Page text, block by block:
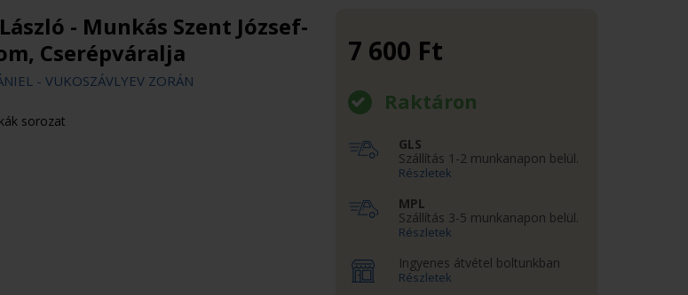
- Munkás Szent József-
Cserépváralja
- VUKOSZÁVLYEV ZORÁN
sorozat
7 600 Ft
Raktáron
GLS
Szállítás 1-2 munkanapon belül.
Részletek
MPL
Szállítás 3-5 munkanapon belül.
Részletek
Ingyenes átvétel boltunkban
Részletek